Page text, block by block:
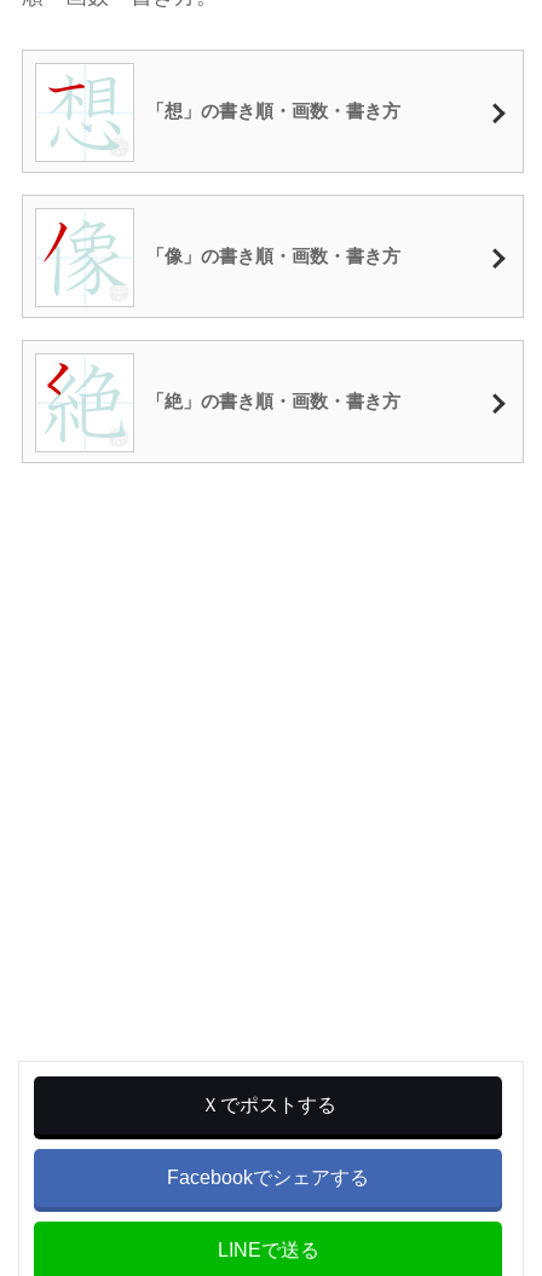
「想」の書き順・画数・書き方
「像」の書き順・画数・書き方
「絶」の書き順・画数・書き方
Ｘでポストする
Facebookでシェアする
LINEで送る